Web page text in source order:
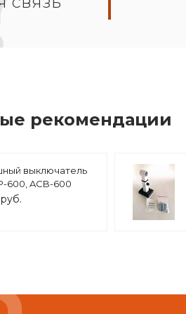
рекомендации
выключатель
600, ACB-600